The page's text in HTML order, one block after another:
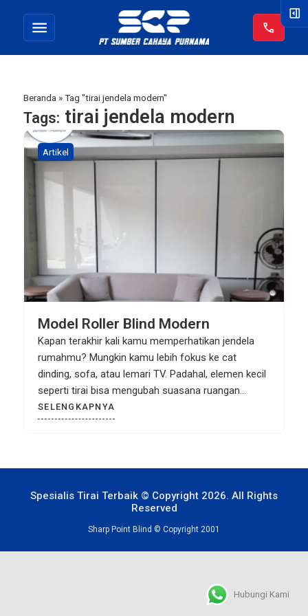
menu call
Beranda »Tag "tirai jendela modern"
Tags: tirai jendela modern
Artikel
Model Roller Blind Modern
Kapan terakhir kali kamu memperhatikan jendela
rumahmu? Mungkin kamu lebih fokus ke cat
dinding, sofa, atau lemari TV. Padahal, elemen kecil
seperti tirai bisa mengubah suasana ruangan
secara drastis. Dan di antara berbagai jenis tirai,
roller blind modern jadi pilihan favorit banyak
SELENGKAPNYA
right_panel_open
Spesialis Tirai Terbaik © Copyright 2026. All Rights
Reserved
Sharp Point Blind © Copyright 2001
Hubungi Kami